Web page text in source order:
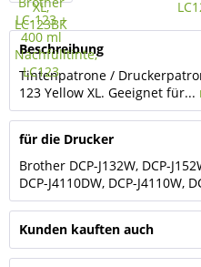
Beschreibung
Tintenpatrone /
123 Yellow XL. Geeignet für...
für die Drucker
Brother DCP-J132W, DCP-
DCP-J4110DW, DCP-J4110W,
Kunden kauften auch